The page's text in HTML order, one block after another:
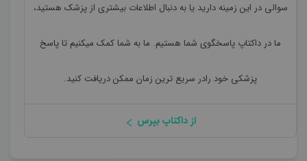
سوالی در این زمینه دارید یا به دنبال اطلاعات بیشتری از پزشک هستید،
ما در داکتاپ پاسخگوی شما هستیم. ما به شما کمک میکنیم تا پاسخ
پزشکی خود رادر سریع ترین زمان ممکن دریافت کنید.
از داکتاپ بپرس